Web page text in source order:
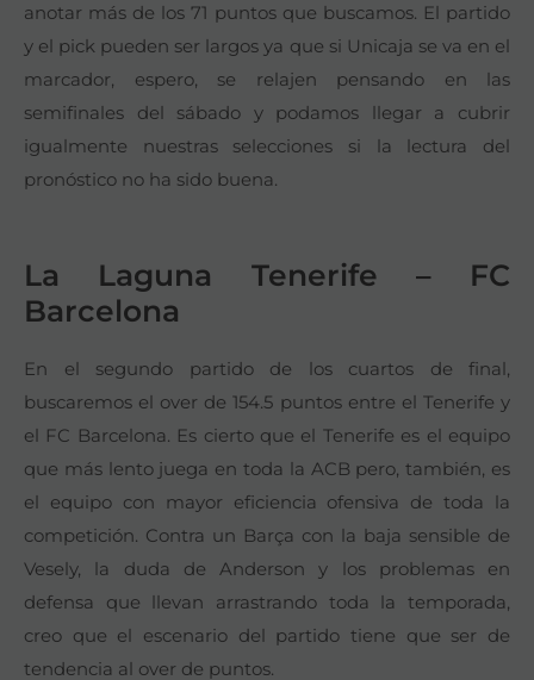
anotar más de los 71 puntos que buscamos. El partido
y el pick pueden ser largos ya que si Unicaja se va en el
marcador, espero, se relajen pensando en las
semifinales del sábado y podamos llegar a cubrir
igualmente nuestras selecciones si la lectura del
pronóstico no ha sido buena.
La Laguna Tenerife – FC
Barcelona
En el segundo partido de los cuartos de final,
buscaremos el over de 154.5 puntos entre el Tenerife y
el FC Barcelona. Es cierto que el Tenerife es el equipo
que más lento juega en toda la ACB pero, también, es
el equipo con mayor eficiencia ofensiva de toda la
competición. Contra un Barça con la baja sensible de
Vesely, la duda de Anderson y los problemas en
defensa que llevan arrastrando toda la temporada,
creo que el escenario del partido tiene que ser de
tendencia al over de puntos.